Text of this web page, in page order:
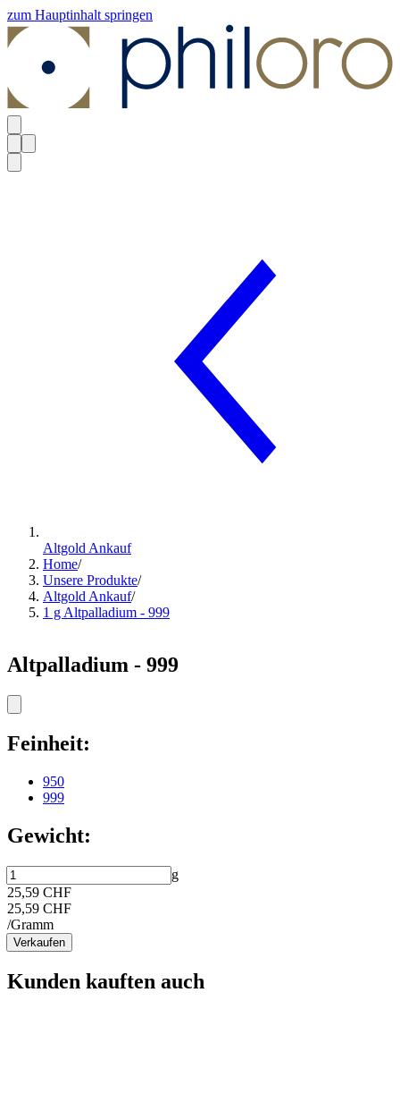
zum Hauptinhalt springen
Altgold Ankauf
Home/
Unsere Produkte/
Altgold Ankauf/
1 g Altpalladium - 999
Altpalladium - 999
Feinheit:
950
999
Gewicht:
g
25,59 CHF
25,59 CHF
/Gramm
Verkaufen
Kunden kauften auch